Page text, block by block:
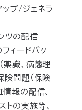
ップ/ジェネラ
ツの配信
ィードバッ
薬識、病態理
険問題（保険
報の配信、
の実施等、